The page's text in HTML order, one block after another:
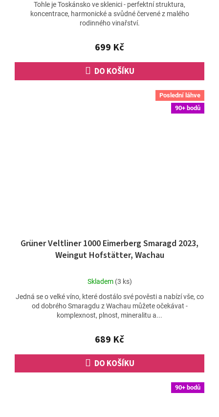
produktu
je
5,0
5
hvězdiček.
699 Kč
DO KOŠÍKU
Tohle je Toskánsko ve sklenici - perfektní struktura,
koncentrace, harmonické a svůdné červené z malého
rodinného vinařství.
Poslední láhve
90+ bodů
Grüner Veltliner 1000 Eimerberg Smaragd 2023,
Weingut Hofstätter, Wachau
Průměrné
produktu
je
4,7
5
hvězdiček.
Skladem (3 ks)
689 Kč
DO KOŠÍKU
Jedná se o velké víno, které dostálo své pověsti a nabízí vše, co
od dobrého Smaragdu z Wachau můžete očekávat -
komplexnost, plnost, mineralitu a...
90+ bodů